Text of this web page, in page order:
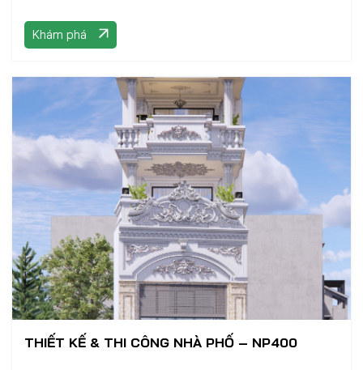
Khám phá
THIẾT KẾ & THI CÔNG NHÀ PHỐ – NP400